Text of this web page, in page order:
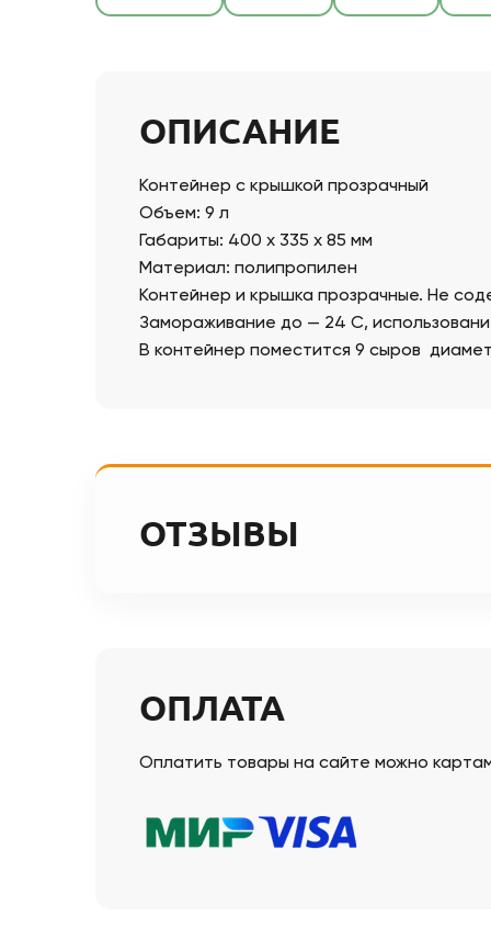
ОПИСАНИЕ
Контейнер с крышкой прозрачный
Объем: 9 л
Габариты: 400 х 335 х 85 мм
Материал: полипропилен
Контейнер и крышка прозрачные. Не
Замораживание до — 24 С,
В контейнер поместится 9 сыров
ОТЗЫВЫ
ОПЛАТА
Оплатить товары на сайте можно